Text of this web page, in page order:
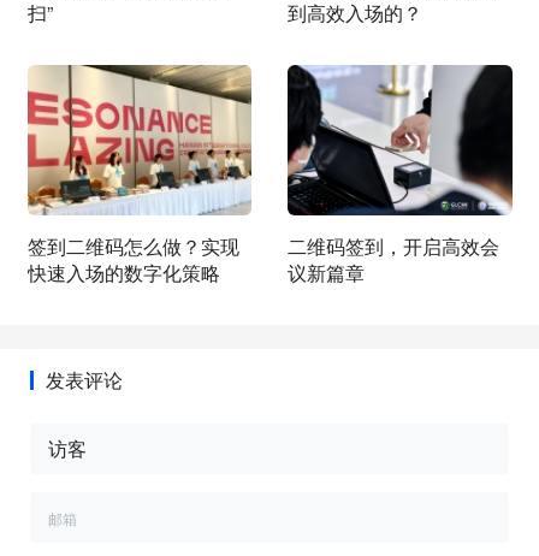
扫”
到高效入场的？
签到二维码怎么做？实现
快速入场的数字化策略
二维码签到，开启高效会
议新篇章
发表评论